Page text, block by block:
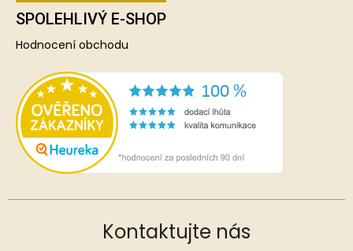
SPOLEHLIVÝ E-SHOP
Hodnocení obchodu
Kontaktujte nás